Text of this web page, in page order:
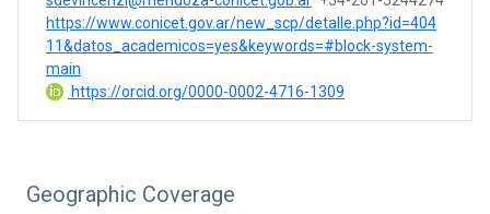
https://www.conicet.gov.ar/new_scp/detalle.php?id=404
11&datos_academicos=yes&keywords=#block-system-
main
https://orcid.org/0000-0002-4716-1309
Geographic Coverage